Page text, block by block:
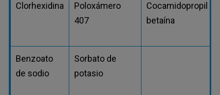
Clorhexidina
Poloxámero
407
Cocamidopropil
betaína
Benzoato
de sodio
Sorbato de
potasio